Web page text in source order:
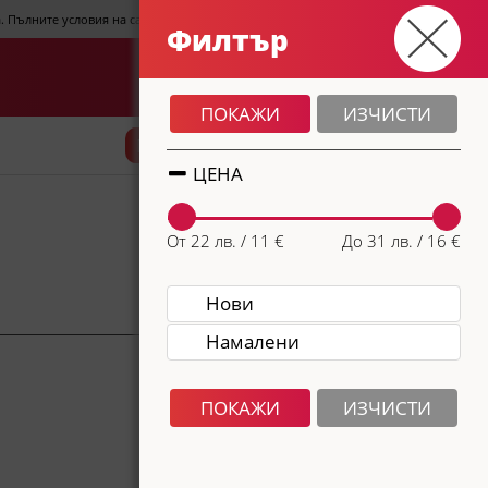
Пълните условия на сайта можете да прочетете СЪГЛАСЕН СЪМ
0.00 €
0.00 лв.
ПОДРЕДИ ПО ФИЛТЪР
Филтър
ПОКАЖИ ИЗЧИСТИ
ЦЕНА
От 22 лв. / 11 € До 31 лв. / 16 €
Нови
Намалени
ПОКАЖИ ИЗЧИСТИ